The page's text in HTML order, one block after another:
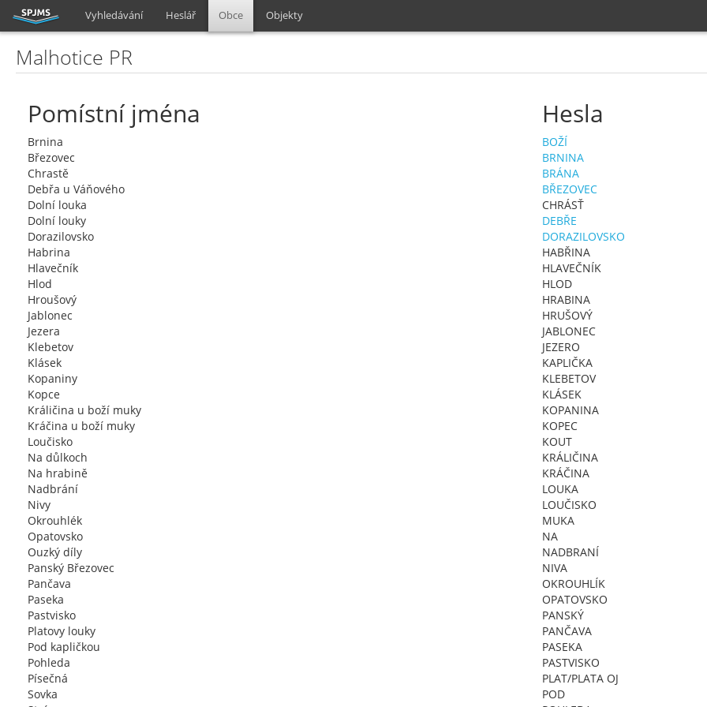
Vyhledávání Heslář Obce Objekty
Malhotice PR
Pomístní jména
Brnina
Březovec
Chrastě
Debřa u Váňového
Dolní louka
Dolní louky
Dorazilovsko
Habrina
Hlavečník
Hlod
Hroušový
Jablonec
Jezera
Klebetov
Klásek
Kopaniny
Kopce
Králičina u boží muky
Kráčina u boží muky
Loučisko
Na důlkoch
Na hrabině
Nadbrání
Nivy
Okrouhlék
Opatovsko
Ouzký díly
Panský Březovec
Pančava
Paseka
Pastvisko
Platovy louky
Pod kapličkou
Pohleda
Písečná
Sovka
Hesla
BOŽÍ
BRNINA
BRÁNA
BŘEZOVEC
CHRÁSŤ
DEBŘE
DORAZILOVSKO
HABŘINA
HLAVEČNÍK
HLOD
HRABINA
HRUŠOVÝ
JABLONEC
JEZERO
KAPLIČKA
KLEBETOV
KLÁSEK
KOPANINA
KOPEC
KOUT
KRÁLIČINA
KRÁČINA
LOUKA
LOUČISKO
MUKA
NA
NADBRANÍ
NIVA
OKROUHLÍK
OPATOVSKO
PANSKÝ
PANČAVA
PASEKA
PASTVISKO
PLAT/PLATA OJ
POD